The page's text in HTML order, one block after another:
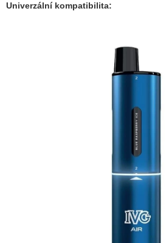
Univerzální kompatibilita: